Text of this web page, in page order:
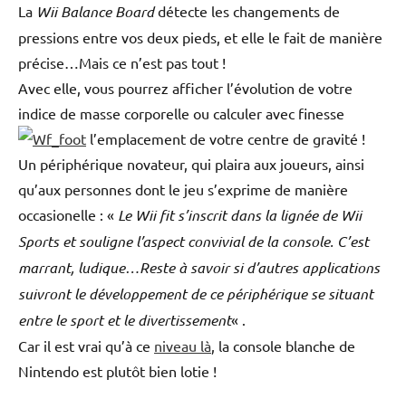
La Wii Balance Boarddétecte les changements de
pressions entre vos deux pieds, et elle le fait de manière
précise…Mais ce n’est pas tout !
Avec elle, vous pourrez afficher l’évolution de votre
indice de masse corporelle ou calculer avec finesse
l’emplacement de votre centre de gravité !
Un périphérique novateur, qui plaira aux joueurs, ainsi
qu’aux personnes dont le jeu s’exprime de manière
occasionelle : « Le Wii fit s’inscrit dans la lignée de Wii
Sports et souligne l’aspect convivial de la console. C’est
marrant, ludique…Reste à savoir si d’autres applications
suivront le développement de ce périphérique se situant
entre le sport et le divertissement« .
Car il est vrai qu’à ce niveau là , la console blanche de
Nintendo est plutôt bien lotie !